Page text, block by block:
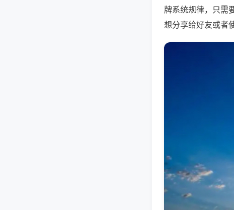
牌系统规律，只需
想分享给好友或者